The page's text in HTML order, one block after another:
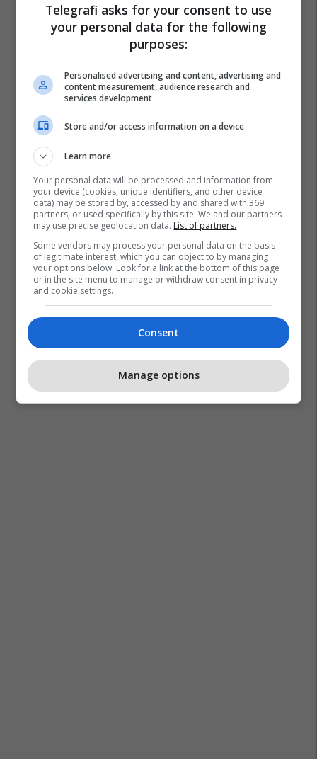
Telegrafi asks for your consent to use
your personal data for the following
purposes:
Personalised advertising and content, advertising and
content measurement, audience research and
services development
Store and/or access information on a device
Learn more
Your personal data will be processed and information from
your device (cookies, unique identifiers, and other device
data) may be stored by, accessed by and shared with 369
partners, or used specifically by this site. We and our partners
may use precise geolocation data. List of partners.
Some vendors may process your personal data on the basis
of legitimate interest, which you can object to by managing
your options below. Look for a link at the bottom of this page
or in the site menu to manage or withdraw consent in privacy
and cookie settings.
Consent
Manage options